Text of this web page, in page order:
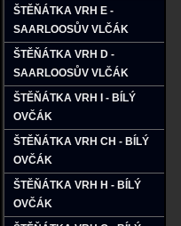
ŠTĚŇÁTKA VRH E -
SAARLOOSŮV VLČÁK
ŠTĚŇÁTKA VRH D -
SAARLOOSŮV VLČÁK
ŠTĚŇÁTKA VRH I - BÍLÝ
OVČÁK
ŠTĚŇÁTKA VRH CH - BÍLÝ
OVČÁK
ŠTĚŇÁTKA VRH H - BÍLÝ
OVČÁK